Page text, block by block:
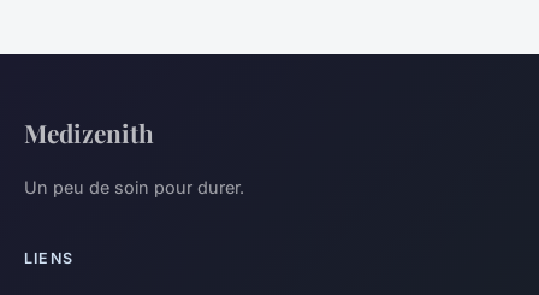
Medizenith
Un peu de soin pour durer.
LIENS